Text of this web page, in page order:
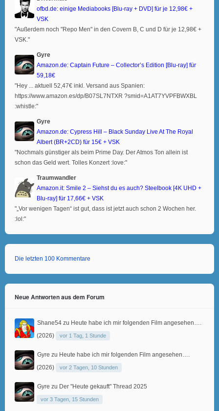
ofbd.de: einige Mediabooks [Blu-ray + DVD] für je 12,98€ +
VSK
"Außerdem noch "Repo Men" in den Covern B, C und D für je 12,98€ +
VSK."
Gyre
Amazon.de: Captain Future – Collector’s Edition [Blu-ray] für
59,18€
"Hey ... aktuell 52,47€ inkl. Versand aus Spanien:
https://www.amazon.es/dp/B07SL7NTXR ?smid=A1AT7YVPFBWXBL
:whistle:"
Gyre
Amazon.de: Cypress Hill – Black Sunday Live At The Royal
Albert (BR+2CD) für 15€ + VSK
"Nochmals günstiger als beim Prime Day. Der Atmos Ton allein ist
schon das Geld wert. Tolles Konzert :love:"
Traumwandler
Amazon.it: Smile 2 – Siehst du es auch? Steelbook [4K UHD +
Blu-ray] für 17,66€ + VSK
"„Vor wenigen Tagen“ ist gut, dass ist jetzt auch schon 2 Wochen her.
:lol:"
Die letzten 100 Kommentare
Neue Antworten aus dem Forum
Shane54 zu Heute habe ich mir folgenden Film angesehen….
(2026)
vor 1 Tag, 1 Stunde
Gyre zu Heute habe ich mir folgenden Film angesehen….
(2026)
vor 2 Tagen, 10 Stunden
Gyre zu Der "Heute gekauft" Thread 2025
vor 3 Tagen, 15 Stunden